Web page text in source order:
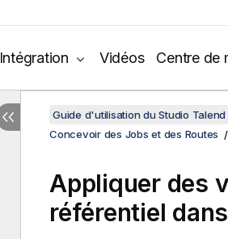
Intégration Vidéos Centre de
Guide d'utilisation du Studio Talend
Concevoir des Jobs et des Routes
Appliquer des
référentiel